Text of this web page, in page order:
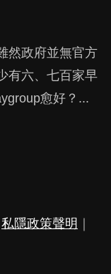
然政府並無官方
有六、七百家早
愈好？...
課程，學生以遊
明顯比其他小朋
...
自殺，或傷害小
鬱往往難以察
究竟全職好，還
獨特狀況和考慮
子女其實都各
原來一刀切阻止
身心發展？...
私隱政策聲明 ｜